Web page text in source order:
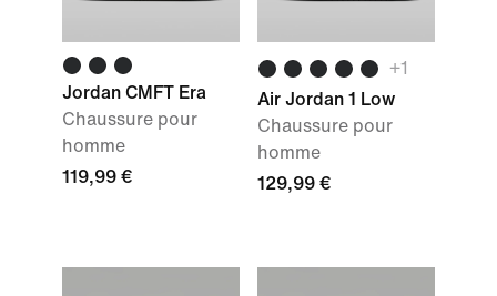
Jordan CMFT Era
Chaussure pour
homme
119,99 €
+1
Air Jordan 1 Low
Chaussure pour
homme
129,99 €